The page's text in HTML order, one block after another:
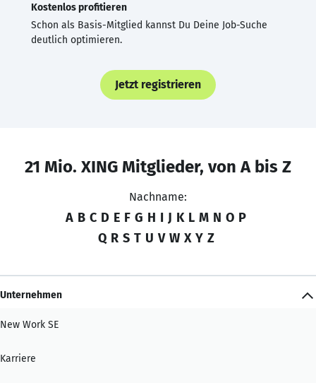
Kostenlos profitieren
Schon als Basis-Mitglied kannst Du Deine Job-Suche
deutlich optimieren.
Jetzt registrieren
21 Mio. XING Mitglieder, von A bis Z
Nachname:
A B C D E F G H I J K L M N O P
Q R S T U V W X Y Z
Unternehmen
New Work SE
Karriere